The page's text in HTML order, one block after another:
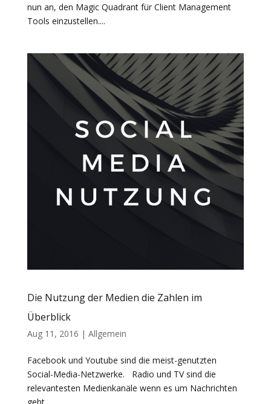
nun an, den Magic Quadrant für Client Management
Tools einzustellen....
Die Nutzung der Medien die Zahlen im
Überblick
Aug 11, 2016 | Allgemein
Facebook und Youtube sind die meist-genutzten
Social-Media-Netzwerke. Radio und TV sind die
relevantesten Medienkanäle wenn es um Nachrichten